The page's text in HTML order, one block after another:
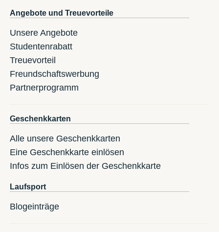
Angebote und Treuevorteile
Unsere Angebote
Studentenrabatt
Treuevorteil
Freundschaftswerbung
Partnerprogramm
Geschenkkarten
Alle unsere Geschenkkarten
Eine Geschenkkarte einlösen
Infos zum Einlösen der Geschenkkarte
Laufsport
Blogeinträge